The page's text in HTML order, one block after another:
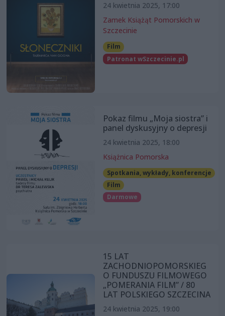
24 kwietnia 2025, 17:00
Zamek Książąt Pomorskich w
Szczecinie
Film
Patronat wSzczecinie.pl
Pokaz filmu „Moja siostra” i
panel dyskusyjny o depresji
24 kwietnia 2025, 18:00
Książnica Pomorska
Spotkania, wykłady, konferencje
Film
Darmowe
15 LAT
ZACHODNIOPOMORSKIEG
O FUNDUSZU FILMOWEGO
„POMERANIA FILM” / 80
LAT POLSKIEGO SZCZECINA
24 kwietnia 2025, 19:00